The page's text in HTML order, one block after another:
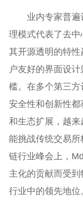
业内专家普
理模式代表了去中
其开源透明的特
户友好的界面设
槛。在多个第三方
安全性和创新性
和生态扩展，越
能挑战传统交易
链行业峰会上，
主化的贡献而受
行业中的领先地位